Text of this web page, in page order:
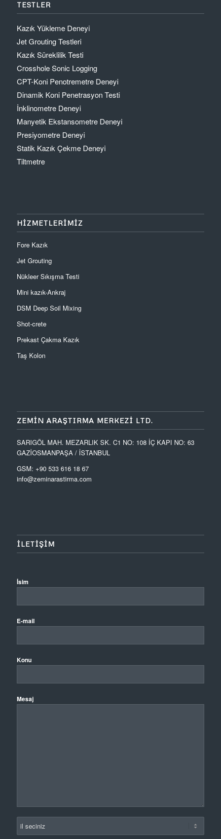
TESTLER
Kazık Yükleme Deneyi
Jet Grouting Testleri
Kazık Süreklilik Testi
Crosshole Sonic Logging
CPT-Koni Penotremetre Deneyi
Dinamik Koni Penetrasyon Testi
İnklinometre Deneyi
Manyetik Ekstansometre Deneyi
Presiyometre Deneyi
Statik Kazık Çekme Deneyi
Tiltmetre
HİZMETLERİMİZ
Fore Kazık
Jet Grouting
Nükleer Sıkışma Testi
Mini kazık-Ankraj
DSM Deep Soil Mixing
Shot-crete
Prekast Çakma Kazık
Taş Kolon
ZEMIN ARAŞTIRMA MERKEZI LTD.
SARIGÖL MAH. MEZARLIK SK. C1 NO: 108 İÇ KAPI NO: 63
GAZİOSMANPAŞA / İSTANBUL
GSM: +90 533 616 18 67
info@zeminarastirma.com
ILETIŞIM
İsim
E-mail
Konu
Mesaj